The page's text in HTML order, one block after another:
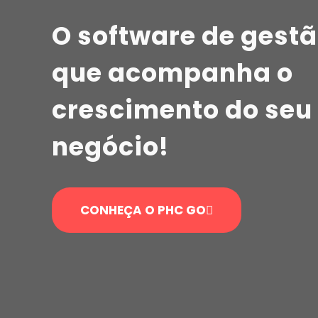
O software de
que acompanha o
crescimento do seu
negócio!
CONHEÇA O PHC GO